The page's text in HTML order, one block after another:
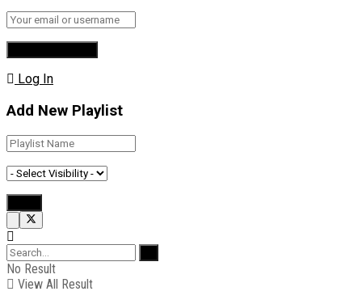
Log In
Add New Playlist
No Result
View All Result